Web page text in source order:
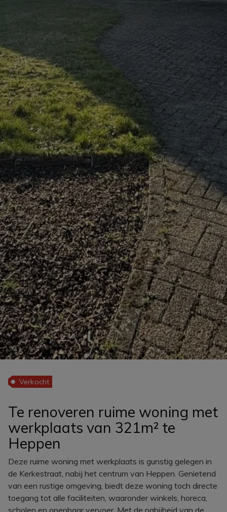
Te renoveren ruime woning met
werkplaats van 321m² te
Heppen
Verkocht
Deze ruime woning met werkplaats is gunstig gelegen in
de Kerkestraat, nabij het centrum van Heppen. Genietend
van een rustige omgeving, biedt deze woning toch directe
toegang tot alle faciliteiten, waaronder winkels, horeca,
scholen en openbaar vervoer. Met de nabijheid van de